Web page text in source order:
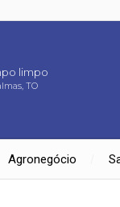
limpo
TO
Agronegócio